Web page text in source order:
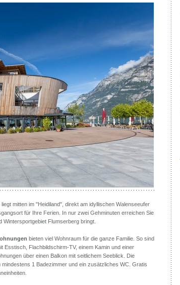
mitten im "Heidiland", direkt am idyllischen Walenseeufer
für Ihre Ferien. In nur zwei Gehminuten erreichen Sie
Wintersportgebiet Flumserberg bringt.
bieten viel Wohnraum für die ganze Familie. So sind
Esstisch, Flachbildschirm-TV, einem Kamin und einer
über einen Balkon mit seitlichem Seeblick. Die
1 Badezimmer und ein zusätzliches WC. Gratis